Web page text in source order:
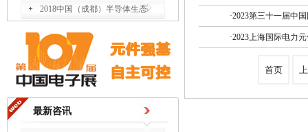
2018中国（成都）半导体生态
最新咨讯
·2023第三十一届中
·2023上海国际电力
首页